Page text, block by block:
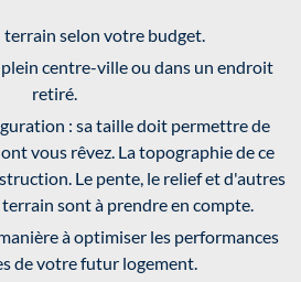
terrain selon votre budget.
plein centre-ville ou dans un endroit
retiré.
: sa taille doit permettre de
vous rêvez. La topographie de ce
Le pente, le relief et d'autres
sont à prendre en compte.
à optimiser les performances
de votre futur logement.